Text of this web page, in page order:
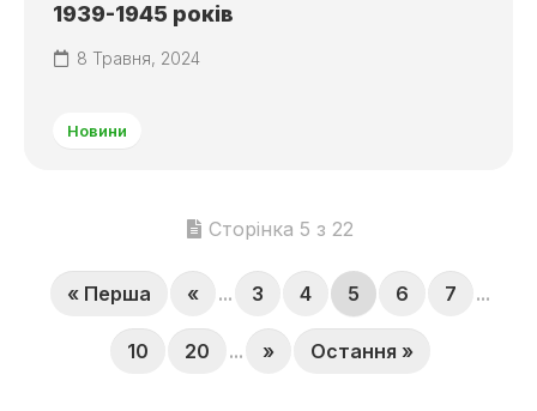
1939-1945 років
8 Травня, 2024
Новини
Сторінка 5 з 22
« Перша « ... 3 4 5 6 7 ...
10 20 ... » Остання »